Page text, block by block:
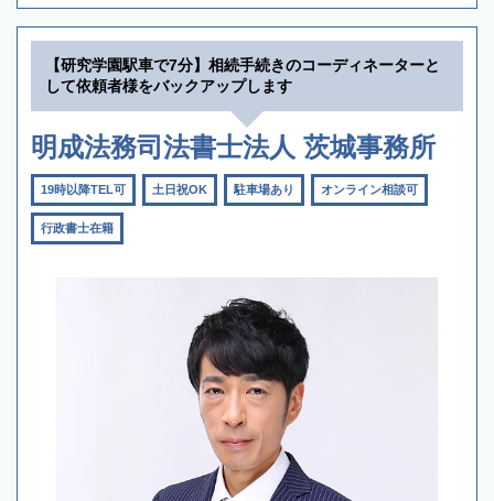
【研究学園駅車で7分】相続手続きのコーディネーターと
して依頼者様をバックアップします
明成法務司法書士法人 茨城事務所
19時以降TEL可 土日祝OK 駐車場あり オンライン相談可
行政書士在籍